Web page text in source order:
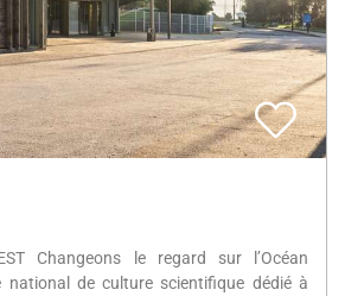
Changeons le regard sur l’Océan
national de culture scientifique dédié à